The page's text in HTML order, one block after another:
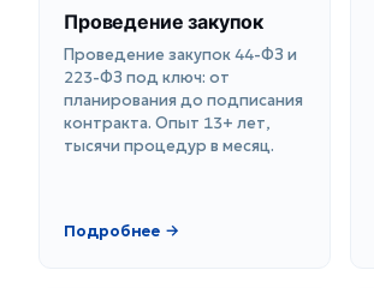
Проведение закупок
Проведение закупок 44-ФЗ и
223-ФЗ под ключ: от
планирования до подписания
контракта. Опыт 13+ лет,
тысячи процедур в месяц.
Подробнее →